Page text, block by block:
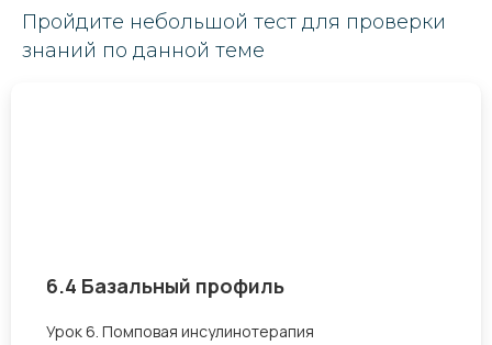
Пройдите небольшой тест для проверки
знаний по данной теме